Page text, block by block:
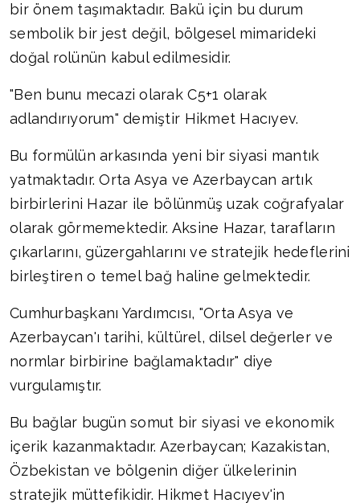
bir önem taşımaktadır. Bakü için bu durum
sembolik bir jest değil, bölgesel mimarideki
doğal rolünün kabul edilmesidir.
"Ben bunu mecazi olarak C5+1 olarak
adlandırıyorum" demiştir Hikmet Hacıyev.
Bu formülün arkasında yeni bir siyasi mantık
yatmaktadır. Orta Asya ve Azerbaycan artık
birbirlerini Hazar ile bölünmüş uzak coğrafyalar
olarak görmemektedir. Aksine Hazar, tarafların
çıkarlarını, güzergahlarını ve stratejik hedeflerini
birleştiren o temel bağ haline gelmektedir.
Cumhurbaşkanı Yardımcısı, "Orta Asya ve
Azerbaycan'ı tarihi, kültürel, dilsel değerler ve
normlar birbirine bağlamaktadır" diye
vurgulamıştır.
Bu bağlar bugün somut bir siyasi ve ekonomik
içerik kazanmaktadır. Azerbaycan; Kazakistan,
Özbekistan ve bölgenin diğer ülkelerinin
stratejik müttefikidir. Hikmet Hacıyev'in